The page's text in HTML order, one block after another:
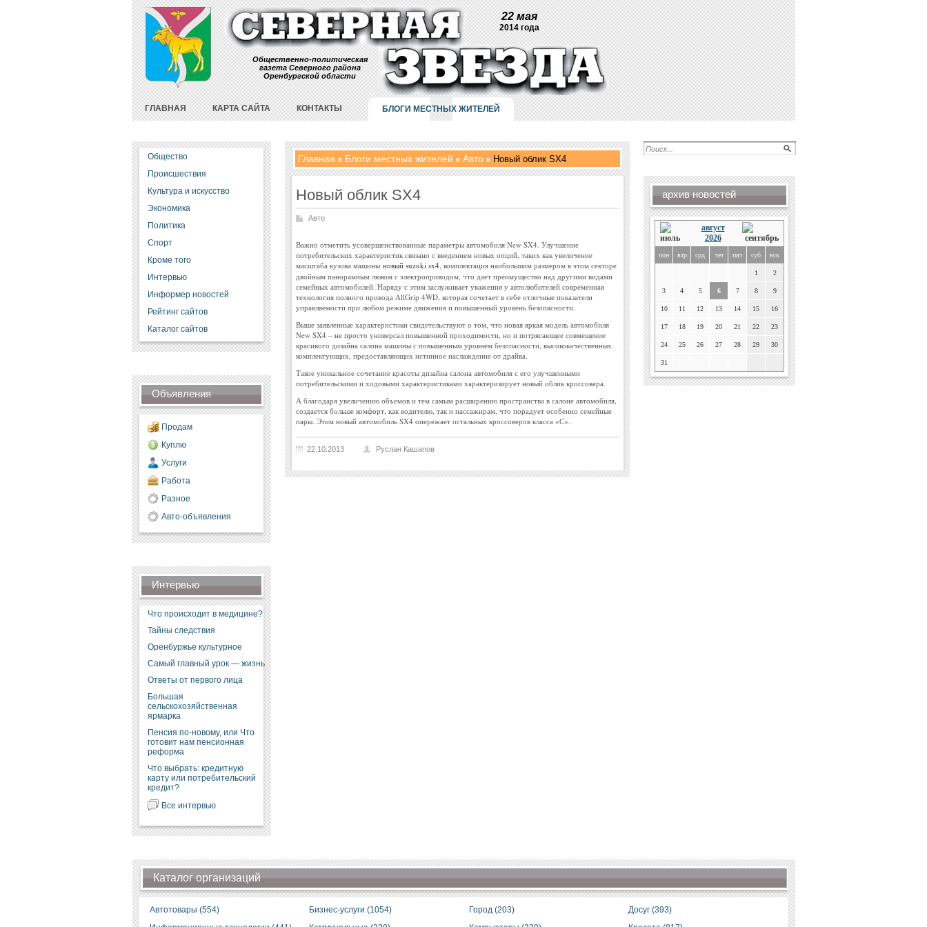
22 мая
2014 года
Общественно-политическая
газета Северного района
Оренбургской области
ГЛАВНАЯ КАРТА САЙТА КОНТАКТЫ БЛОГИ МЕСТНЫХ ЖИТЕЛЕЙ
Общество
Происшествия
Культура и искусство
Экономика
Политика
Спорт
Кроме того
Интервью
Информер новостей
Рейтинг сайтов
Каталог сайтов
Объявления
Продам
Куплю
Услуги
Работа
Разное
Авто-объявления
Интервью
Что происходит в медицине?
Тайны следствия
Оренбуржье культурное
Самый главный урок — жизнь
Ответы от первого лица
Большая
сельскохозяйственная
ярмарка
Пенсия по-новому, или Что
готовит нам пенсионная
реформа
Что выбрать: кредитную
карту или потребительский
кредит?
Все интервью
Главная Блоги местных жителей Авто Новый облик SX4
Новый облик SX4
Авто
Важно отметить усовершенствованные параметры автомобиля New SX4. Улучшение
потребительских характеристик связано с введением новых опций, таких как увеличение
масштаба кузова машины новый suzuki sx4, комплектация наибольшим размером в этом секторе
двойным панорамным люком с электроприводом, что дает преимущество над другими видами
семейных автомобилей. Наряду с этим заслуживает уважения у автолюбителей современная
технология полного привода AllGrip 4WD, которая сочетает в себе отличные показатели
управляемости при любом режиме движения и повышенный уровень безопасности.
Выше заявленные характеристики свидетельствуют о том, что новая яркая модель автомобиля
New SX4 – не просто универсал повышенной проходимости, но и потрясающее совмещение
красивого дизайна салона машины с повышенным уровнем безопасности, высококачественных
комплектующих, предоставляющих истинное наслаждение от драйва.
Такое уникальное сочетание красоты дизайна салона автомобиля с его улучшенными
потребительскими и ходовыми характеристиками характеризирует новый облик кроссовера.
А благодаря увеличению объемов и тем самым расширению пространства в салоне автомобиля,
создается больше комфорт, как водителю, так и пассажирам, что порадует особенно семейные
пары. Этим новый автомобиль SX4 опережает остальных кроссоверов класса «С».
22.10.2013 Руслан Кашапов
архив новостей
август
2026
пон втр срд чет пят суб вск
1 2
3 4 5 6 7 8 9
10 11 12 13 14 15 16
17 18 19 20 21 22 23
24 25 26 27 28 29 30
31
Каталог организаций
Автотовары (554) Бизнес-услуги (1054) Город (203)
Досуг (393)